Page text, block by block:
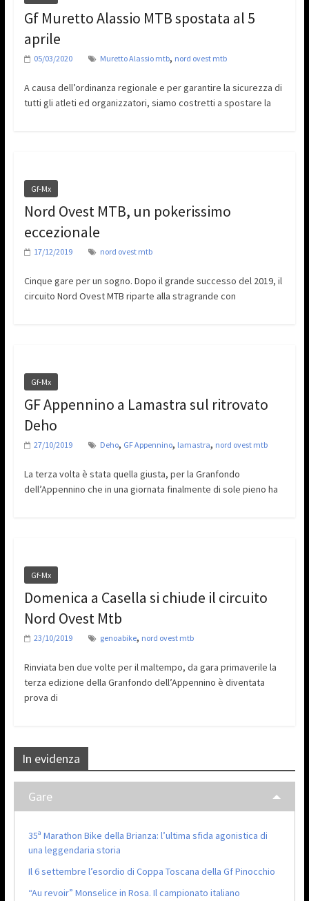
Gf Muretto Alassio MTB spostata al 5
aprile
05/03/2020 Muretto Alassio mtb, nord ovest mtb
A causa dell’ordinanza regionale e per garantire la sicurezza di
tutti gli atleti ed organizzatori, siamo costretti a spostare la
Gf-Mx
Nord Ovest MTB, un pokerissimo
eccezionale
17/12/2019 nord ovest mtb
Cinque gare per un sogno. Dopo il grande successo del 2019, il
circuito Nord Ovest MTB riparte alla stragrande con
Gf-Mx
GF Appennino a Lamastra sul ritrovato
Deho
27/10/2019 Deho, GF Appennino, lamastra, nord ovest mtb
La terza volta è stata quella giusta, per la Granfondo
dell’Appennino che in una giornata finalmente di sole pieno ha
Gf-Mx
Domenica a Casella si chiude il circuito
Nord Ovest Mtb
23/10/2019 genoabike, nord ovest mtb
Rinviata ben due volte per il maltempo, da gara primaverile la
terza edizione della Granfondo dell’Appennino è diventata
prova di
In evidenza
Gare
35ª Marathon Bike della Brianza: l’ultima sfida agonistica di
una leggendaria storia
Il 6 settembre l’esordio di Coppa Toscana della Gf Pinocchio
“Au revoir” Monselice in Rosa. Il campionato italiano